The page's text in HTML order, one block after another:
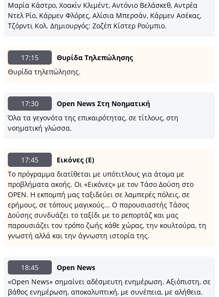
Μαρία Κάστρο, Χοακίν Κλιμέντ, Αντόνιο Βελάσκεθ, Αντρέα
Ντελ Ρίο, Κάρμεν Φλόρες, Αλίσια Μπερσάν, Κάρμεν Ασέκας,
Τζόρντι Κολ. Δημιουργός: Ζοζέπ Κίστερ Ρούμπιο.
17:15
Θυρίδα Τηλεπώλησης
Θυρίδα τηλεπώλησης.
17:30
Open News Στη Νοηματική
Όλα τα γεγονότα της επικαιρότητας, σε τίτλους, στη
νοηματική γλώσσα.
17:45
Εικόνες (E)
Το πρόγραμμα διατίθεται με υπότιτλους για άτομα με
προβλήματα ακοής. Οι «Εικόνες» με τον Τάσο Δούση στο
OPEN. Η εκπομπή μας ταξιδεύει σε λαμπερές πόλεις, σε
ερήμους, σε τόπους μαγικούς... Ο παρουσιαστής Τάσος
Δούσης συνδυάζει το ταξίδι με το ρεπορτάζ και μας
παρουσιάζει τον τρόπο ζωής κάθε χώρας, την κουλτούρα, τη
γνωστή αλλά και την άγνωστη ιστορία της.
18:45
Open News
«Open News» σημαίνει αδέσμευτη ενημέρωση. Αξιόπιστη, σε
βάθος ενημέρωση, αποκαλυπτική, με συνέπεια, με αλήθεια.